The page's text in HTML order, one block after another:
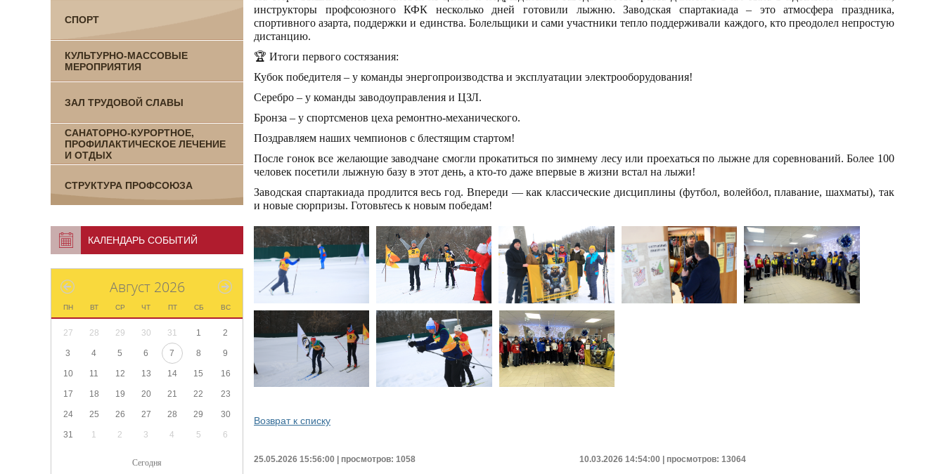
СПОРТ
КУЛЬТУРНО-МАССОВЫЕ
МЕРОПРИЯТИЯ
ЗАЛ ТРУДОВОЙ СЛАВЫ
САНАТОРНО-КУРОРТНОЕ,
ПРОФИЛАКТИЧЕСКОЕ ЛЕЧЕНИЕ
И ОТДЫХ
СТРУКТУРА ПРОФСОЮЗА
КАЛЕНДАРЬ СОБЫТИЙ
Август 2026
ПН ВТ СР ЧТ ПТ СБ ВС
27 28 29 30 31 1 2
3 4 5 6 7 8 9
10 11 12 13 14 15 16
17 18 19 20 21 22 23
24 25 26 27 28 29 30
31 1 2 3 4 5 6
Сегодня
инструкторы профсоюзного КФК несколько дней готовили лыжню. Заводская спартакиада – это атмосфера праздника,
спортивного азарта, поддержки и единства. Болельщики и сами участники тепло поддерживали каждого, кто преодолел непростую
дистанцию.
🏆 Итоги первого состязания:
Кубок победителя – у команды энергопроизводства и эксплуатации электрооборудования!
Серебро – у команды заводоуправления и ЦЗЛ.
Бронза – у спортсменов цеха ремонтно-механического.
Поздравляем наших чемпионов с блестящим стартом!
После гонок все желающие заводчане смогли прокатиться по зимнему лесу или проехаться по лыжне для соревнований. Более 100
человек посетили лыжную базу в этот день, а кто-то даже впервые в жизни встал на лыжи!
Заводская спартакиада продлится весь год. Впереди — как классические дисциплины (футбол, волейбол, плавание, шахматы), так
и новые сюрпризы. Готовьтесь к новым победам!
Возврат к списку
25.05.2026 15:56:00 | просмотров: 1058 10.03.2026 14:54:00 | просмотров: 13064